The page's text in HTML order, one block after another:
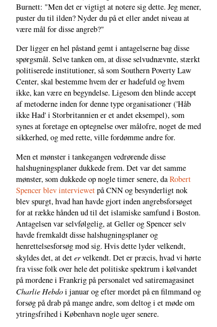
Burnett: "Men det er vigtigt at notere sig dette. Jeg mener,
puster du til ilden? Nyder du på et eller andet niveau at
være mål for disse angreb?"
Der ligger en hel påstand gemt i antagelserne bag disse
spørgsmål. Selve tanken om, at disse selvudnævnte, stærkt
politiserede institutioner, så som Southern Poverty Law
Center, skal bestemme hvem der er hadefuld og hvem
ikke, kan være en begyndelse. Ligesom den blinde accept
af metoderne inden for denne type organisationer ('Håb
ikke Had' i Storbritannien er et andet eksempel), som
synes at foretage en optegnelse over målofre, noget de med
sikkerhed, og med rette, ville fordømme andre for.
Men et mønster i tankegangen vedrørende disse
halshugningsplaner dukkede frem. Det var det samme
mønster, som dukkede op nogle timer senere, daRobert
Spencer blev interviewetpå CNN og besynderligt nok
blev spurgt, hvad han havde gjort inden angrebsforsøget
for at række hånden ud til det islamiske samfund i Boston.
Antagelsen var selvfølgelig, at Geller og Spencer selv
havde fremkaldt disse halshugningsplaner og
henrettelsesforsøg mod sig. Hvis dette lyder velkendt,
skyldes det, at detervelkendt. Det er præcis, hvad vi hørte
fra visse folk over hele det politiske spektrum i kølvandet
på mordene i Frankrig på personalet ved satiremagasinet
Charlie Hebdoi januar og efter mordet på en filmmand og
forsøg på drab på mange andre, som deltog i et møde om
ytringsfrihed i København nogle uger senere.